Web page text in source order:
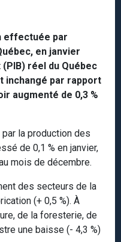
effectuée par
en janvier
réel du Québec
inchangé par rapport
augmenté de 0,3 %
la production des
de 0,1 % en janvier,
mois de décembre.
des secteurs de la
(+ 0,5 %). À
de la foresterie, de
une baisse (- 4,3 %)